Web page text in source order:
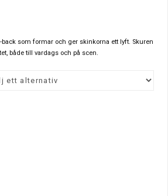
som formar och ger skinkorna ett lyft. Skuren
både till vardags och på scen.